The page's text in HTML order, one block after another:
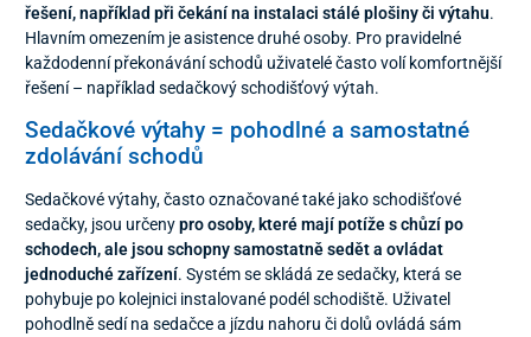
řešení, například při čekání na instalaci stálé plošiny či výtahu.
Hlavním omezením je asistence druhé osoby. Pro pravidelné
každodenní překonávání schodů uživatelé často volí komfortnější
řešení – například sedačkový schodišťový výtah.
Sedačkové výtahy = pohodlné a samostatné
zdolávání schodů
Sedačkové výtahy, často označované také jako schodišťové
sedačky, jsou určenypro osoby, které mají potíže s chůzí po
schodech, ale jsou schopny samostatně sedět a ovládat
jednoduché zařízení. Systém se skládá ze sedačky, která se
pohybuje po kolejnici instalované podél schodiště. Uživatel
pohodlně sedí na sedačce a jízdu nahoru či dolů ovládá sám